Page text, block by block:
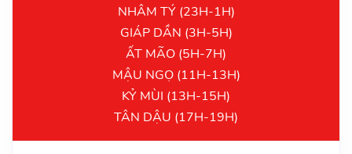
NHÂM TÝ (23H-1H)
GIÁP DẦN (3H-5H)
ẤT MÃO (5H-7H)
MẬU NGỌ (11H-13H)
KỶ MÙI (13H-15H)
TÂN DẬU (17H-19H)